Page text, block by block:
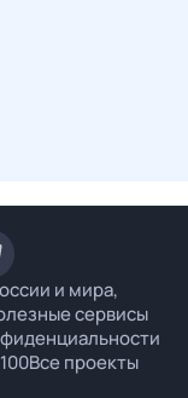
и мира,
сервисы
Все проекты